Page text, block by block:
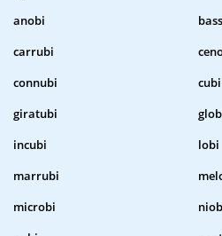
anobi
carrubi
connubi
cubi
giratubi
incubi
lobi
marrubi
microbi